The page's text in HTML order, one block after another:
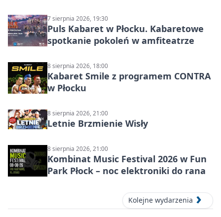
7 sierpnia 2026, 19:30
Puls Kabaret w Płocku. Kabaretowe
spotkanie pokoleń w amfiteatrze
8 sierpnia 2026, 18:00
Kabaret Smile z programem CONTRA
w Płocku
8 sierpnia 2026, 21:00
Letnie Brzmienie Wisły
8 sierpnia 2026, 21:00
Kombinat Music Festival 2026 w Fun
Park Płock – noc elektroniki do rana
Kolejne wydarzenia